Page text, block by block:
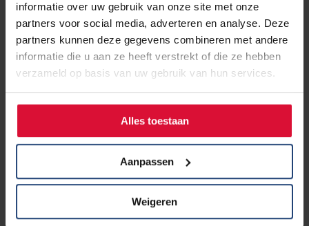
informatie over uw gebruik van onze site met onze
partners voor social media, adverteren en analyse. Deze
partners kunnen deze gegevens combineren met andere
informatie die u aan ze heeft verstrekt of die ze hebben
verzameld op basis van uw gebruik van hun services.
Alles toestaan
Aanpassen
Weigeren
Nederland op termijn onhoudbaar is. Daarom is het goed
dat we daar nu op inspelen. Voor de huidige én de
toekomstige patiënten."
Hoe ziet die toekomst eruit?
"Dat iemand met longkanker gedurende het hele pad zorg
volgens de laatste inzichten krijgt. Van de eerste
symptomen tot het einde. Ik wil benadrukken dat dit pad
ook gespecialiseerde verpleegkundige zorg en betrokken